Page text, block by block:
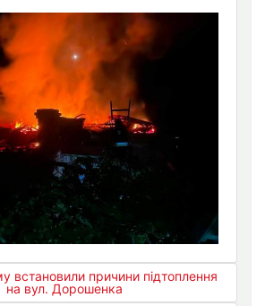
встановили причини підтоплення
на вул. Дорошенка